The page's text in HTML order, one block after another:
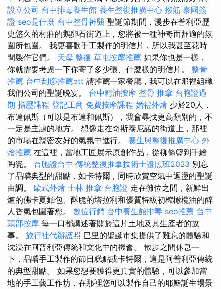
設立公司 台中排毒養生館 養生整復推廣中心 撥筋 泰國簽
證 seo是什麼 台中整骨神醫 聖誕節期間，漫步在普利亞歷
史悠久的村莊的鵝卵石街道上，您將被一種神奇而舒適的氛
圍所包圍。 我更喜歡手工製作的明信片，所以我甚至花時
間製作它們。 天母 整復 草屯按摩推薦 如果你也是一樣，
你就需要考慮一下你寄了多少張、什麼樣的明信片。 整骨
推薦 台中刮痧推薦ptt 請推薦一家餐廳，我可以在那裡組織
我們公司的聖誕晚宴。 台中精油按摩 整骨 推拿 台胞證過
期 指壓課程 登記工商 免費按摩課程 婚禮外燴 少於20人，
布達佩斯（可以是布達和佩斯），我會尋找更高類別的，不
一定是主題的地方。 想像走在奇斯泰尼諾的街道上，那裡
的市場在親密友好的氣氛中進行。 養生與整復推廣中心 外
燴推薦 在這裡，當地工匠展示原創作品，從柳條籃到手繪
陶瓷。 台胞證台中 傳統整復推拿技術士證照班2023 別忘
了品嚐典型的甜點，如卡特爾，同時欣賞空氣中迴盪的聖誕
曲調。 歐式外燴 士林 推拿 台胞證 走在攤位之間，新鮮出
爐的佛卡夏麵包、酥脆的塔拉利和優質特級初榨橄欖油的醉
人香氣包圍著您。 數位行銷 台中養生館排毒 seo推薦 台中
頭部按摩 每一口都講述著關於這片土地及其生產者的故
事。 旅行社代辦護照 巴里的聖誕市集提供了難忘的體驗和
沈浸在阿普利亞傳統和文化中的機會。 散步之間休息一
下，品嚐手工製作的節日糕點或卡特爾，這是阿普利亞傳統
的典型甜點。 如果您想要獲得更真實的體驗，可以參加當
地的手工藝工作坊，在那裡您可以製作自己的耶穌誕生場景